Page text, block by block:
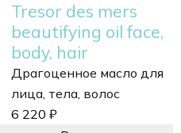
Tresor des mers
beautifying oil face,
body, hair
Драгоценное масло для
лица, тела, волос
6 220 ₽